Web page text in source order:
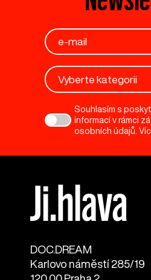
Vyberte kategorii
Souhlasím s
informací v rámci
osobních údajů.
DOC.DREAM​
Karlovo náměstí 285/19